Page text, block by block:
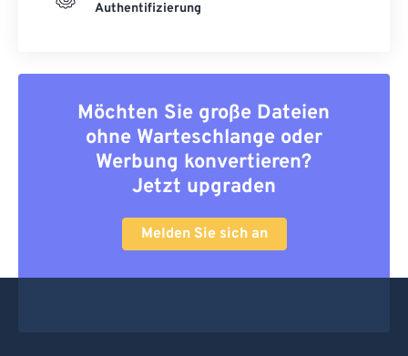
Authentifizierung
Möchten Sie große Dateien
ohne Warteschlange oder
Werbung konvertieren?
Jetzt upgraden
Melden Sie sich an